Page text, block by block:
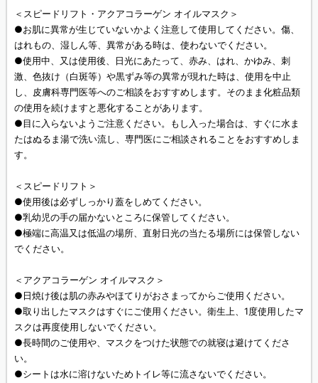
＜スピードリフト・アクアコラーゲン オイルマスク＞
●お肌に異常が生じていないかよく注意して使用してください。傷、
はれもの、湿しん等、異常がある時は、使わないでください。
●使用中、又は使用後、日光にあたって、赤み、はれ、かゆみ、刺
激、色抜け（白斑等）や黒ずみ等の異常が現れた時は、使用を中止
し、皮膚科専門医等へのご相談をおすすめします。そのまま化粧品類
の使用を続けますと悪化することがあります。
●目に入らないようご注意ください。もし入った場合は、すぐに水ま
たはぬるま湯で洗い流し、専門医にご相談されることをおすすめしま
す。
＜スピードリフト＞
●使用後は必ずしっかり蓋をしめてください。
●乳幼児の手の届かないところに保管してください。
●極端に高温又は低温の場所、直射日光の当たる場所には保管しない
でください。
＜アクアコラーゲン オイルマスク＞
●日焼け後は肌の赤みやほてりがおさまってからご使用ください。
●取り出したマスクはすぐにご使用ください。衛生上、1度使用したマ
スクは再度使用しないでください。
●長時間のご使用や、マスクをつけた状態での就寝は避けてくださ
い。
●シートは水に溶けないためトイレ等に流さないでください。